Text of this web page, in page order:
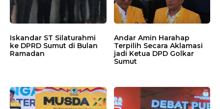
Iskandar ST Silaturahmi
ke DPRD Sumut di Bulan
Ramadan
Andar Amin Harahap
Terpilih Secara Aklamasi
jadi Ketua DPD Golkar
Sumut